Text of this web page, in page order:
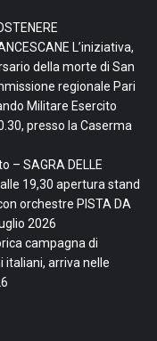
L’iniziativa,
della morte di San
regionale Pari
Militare Esercito
presso la Caserma
– SAGRA DELLE
19,30 apertura stand
orchestre PISTA DA
2026
campagna di
italiani, arriva nelle